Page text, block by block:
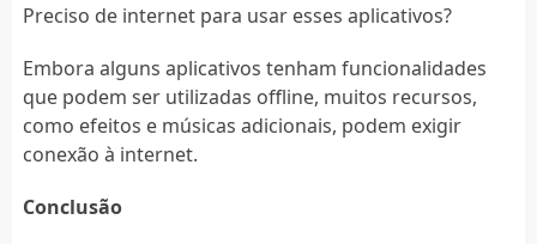
Preciso de internet para usar esses aplicativos?
Embora alguns aplicativos tenham funcionalidades
que podem ser utilizadas offline, muitos recursos,
como efeitos e músicas adicionais, podem exigir
conexão à internet.
Conclusão